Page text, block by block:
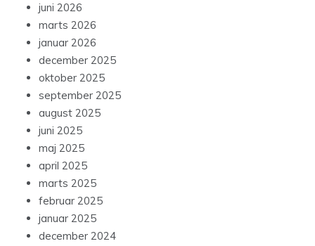
juni 2026
marts 2026
januar 2026
december 2025
oktober 2025
september 2025
august 2025
juni 2025
maj 2025
april 2025
marts 2025
februar 2025
januar 2025
december 2024